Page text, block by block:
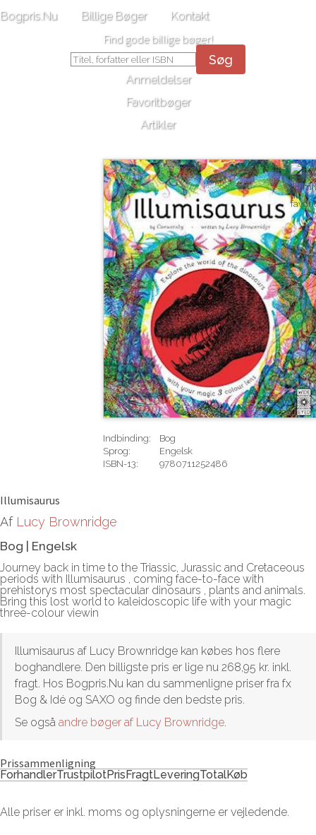
Bogpris.Nu Billige Bøger Kontakt
Find gode billige bøger!
Søg
Anmeldelser
Favoritbøger
Artikler
Indbinding:
Bog
Sprog:
Engelsk
ISBN-13:
9780711252486
Illumisaurus
Af Lucy Brownridge
Bog Engelsk
Journey back in time to the Triassic, Jurassic and Cretaceous
periods with Illumisaurus , coming face-to-face with
prehistorys most spectacular dinosaurs , plants and animals.
Bring this lost world to kaleidoscopic life with your magic
three-colour viewin
Illumisaurus af Lucy Brownridge kan købes hos flere
boghandlere. Den billigste pris er lige nu 268,95 kr. inkl.
fragt. Hos Bogpris.Nu kan du sammenligne priser fra fx
Bog & Idé og SAXO og finde den bedste pris.
Se også andre bøger af Lucy Brownridge.
Prissammenligning
ForhandlerTrustpilotPris FragtLeveringTotalKøb
Alle priser er inkl. moms og oplysningerne er vejledende.